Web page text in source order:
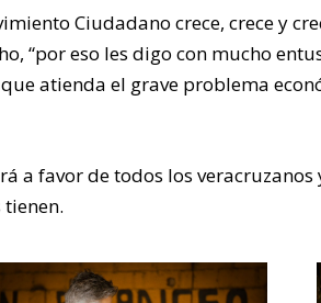
Ciudadano crece, crece y
“por eso les digo con mucho
atienda el grave problema
a favor de todos los veracruzanos